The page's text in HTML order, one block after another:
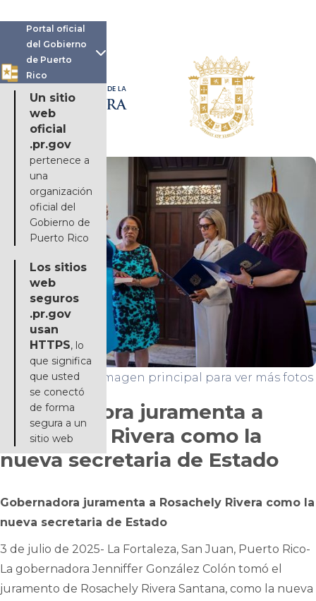
Portal oficial
del Gobierno
de Puerto
Rico

Un sitio
web
oficial
.pr.gov
pertenece a
una
organización
oficial del
Gobierno de
Puerto Rico
Los sitios
web
seguros
.pr.gov
usan
HTTPS, lo
que significa
que usted
se conectó
de forma
segura a un
sitio web
OFICINA DE LA
GOBERNADORA
Haga click en la imagen principal para ver más fotos
Gobernadora juramenta a
Rosachely Rivera como la
nueva secretaria de Estado
Gobernadora juramenta a Rosachely Rivera como la
nueva secretaria de Estado
3 de julio de 2025- La Fortaleza, San Juan, Puerto Rico-
La gobernadora Jenniffer González Colón tomó el
juramento de Rosachely Rivera Santana, como la nueva